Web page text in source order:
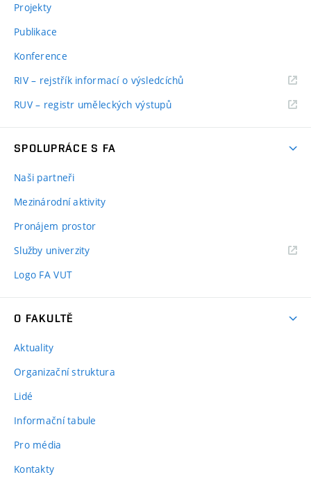
Projekty
Publikace
Konference
RIV – rejstřík informací o výsledcíchů
RUV – registr uměleckých výstupů
SPOLUPRÁCE S FA
Naši partneři
Mezinárodní aktivity
Pronájem prostor
Služby univerzity
Logo FA VUT
O FAKULTĚ
Aktuality
Organizační struktura
Lidé
Informační tabule
Pro média
Kontakty